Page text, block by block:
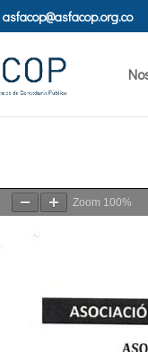
asfacop@asfacop.org.co
Zoom 100%